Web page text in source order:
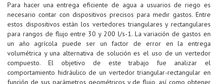
Para hacer una entrega eficiente de agua a usuarios de riego es
necesario contar con dispositivos precisos para medir gastos. Entre
estos dispositivos están los vertedores triangulares y rectangulares
para rangos de flujo entre 30 y 200 l/s-1. La variación de gastos en
un año agrícola puede ser un factor de error en la entrega
volumétrica y una alternativa de solución es el uso de un vertedor
compuesto. El objetivo de este trabajo fue analizar el
comportamiento hidráulico de un vertedor triangular-rectangular en
función de sus parámetros geométricos y de flujo, así como obtener